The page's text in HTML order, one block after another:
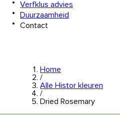
Verfklus advies
Duurzaamheid
Contact
Home
/
Alle Histor kleuren
/
Dried Rosemary